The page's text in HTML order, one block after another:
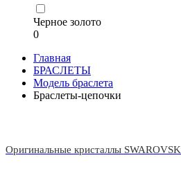
Черное золото
0
Главная
БРАСЛЕТЫ
Модель браслета
Браслеты-цепочки
Оригинальные кристаллы